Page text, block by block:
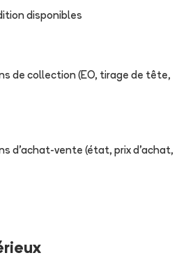
disponibles
de collection (EO, tirage de tête,
d'achat-vente (état, prix d'achat,